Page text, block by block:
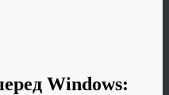
Windows: